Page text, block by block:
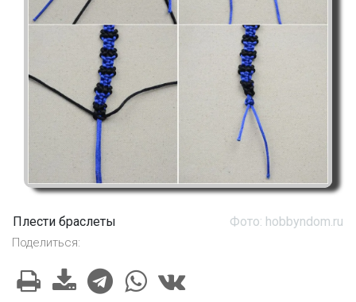
Плести браслеты Фото: hobbyndom.ru
Поделиться: